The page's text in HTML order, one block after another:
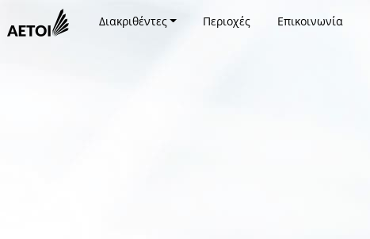
Διακριθέντες Περιοχές Επικοινωνία